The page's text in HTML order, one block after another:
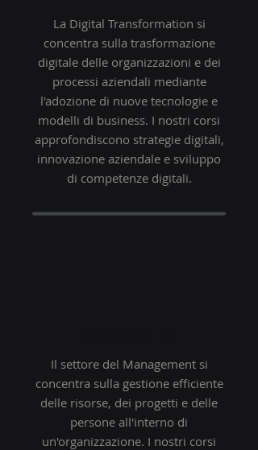
La Digital Transformation si
concentra sulla trasformazione
digitale delle organizzazioni e dei
processi aziendali mediante
l'adozione di nuove tecnologie e
modelli di business. I nostri corsi
approfondiscono strategie digitali,
innovazione aziendale e sviluppo
di competenze digitali.
Il settore del Management si
concentra sulla gestione efficiente
delle risorse, dei progetti e delle
persone all'interno di
un'organizzazione. I nostri corsi